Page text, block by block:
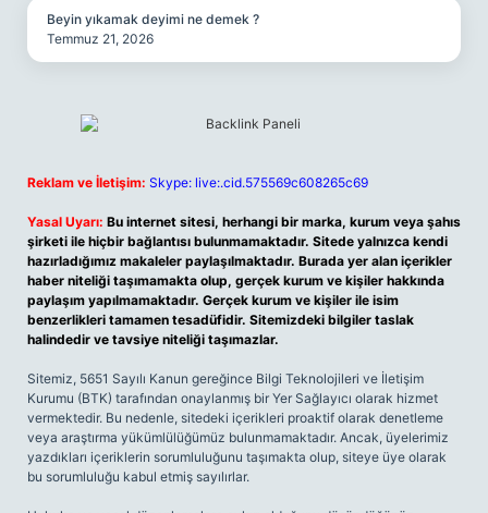
Beyin yıkamak deyimi ne demek ?
Temmuz 21, 2026
Reklam ve İletişim: Skype: live:.cid.575569c608265c69
Yasal Uyarı: Bu internet sitesi, herhangi bir marka, kurum veya şahıs
şirketi ile hiçbir bağlantısı bulunmamaktadır. Sitede yalnızca kendi
hazırladığımız makaleler paylaşılmaktadır. Burada yer alan içerikler
haber niteliği taşımamakta olup, gerçek kurum ve kişiler hakkında
paylaşım yapılmamaktadır. Gerçek kurum ve kişiler ile isim
benzerlikleri tamamen tesadüfidir. Sitemizdeki bilgiler taslak
halindedir ve tavsiye niteliği taşımazlar.
Sitemiz, 5651 Sayılı Kanun gereğince Bilgi Teknolojileri ve İletişim
Kurumu (BTK) tarafından onaylanmış bir Yer Sağlayıcı olarak hizmet
vermektedir. Bu nedenle, sitedeki içerikleri proaktif olarak denetleme
veya araştırma yükümlülüğümüz bulunmamaktadır. Ancak, üyelerimiz
yazdıkları içeriklerin sorumluluğunu taşımakta olup, siteye üye olarak
bu sorumluluğu kabul etmiş sayılırlar.